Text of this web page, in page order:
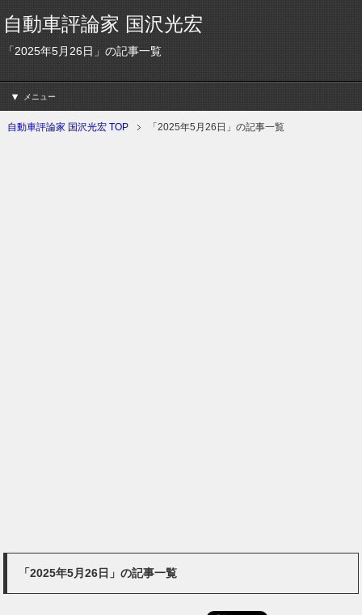
自動車評論家 国沢光宏
「2025年5月26日」の記事一覧
メニュー
自動車評論家 国沢光宏 TOP 「2025年5月26日」の記事一覧
「2025年5月26日」の記事一覧